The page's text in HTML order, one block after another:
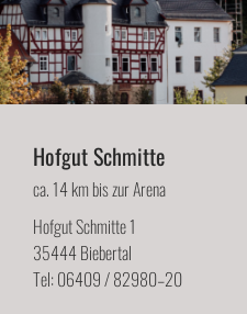
Hofgut Schmitte
ca. 14 km bis zur Arena
Hofgut Schmitte 1
35444 Biebertal
Tel: 06409 / 82980–20